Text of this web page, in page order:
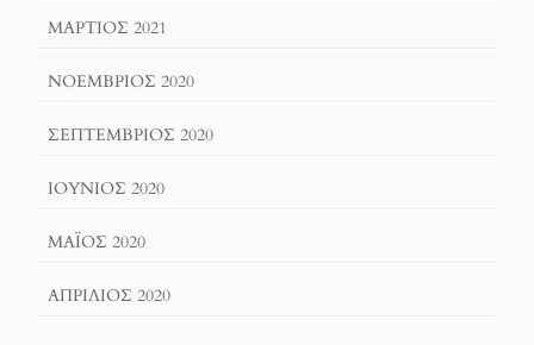
ΜΆΡΤΙΟΣ 2021
ΝΟΈΜΒΡΙΟΣ 2020
ΣΕΠΤΈΜΒΡΙΟΣ 2020
ΙΟΎΝΙΟΣ 2020
ΜΆΙΟΣ 2020
ΑΠΡΊΛΙΟΣ 2020